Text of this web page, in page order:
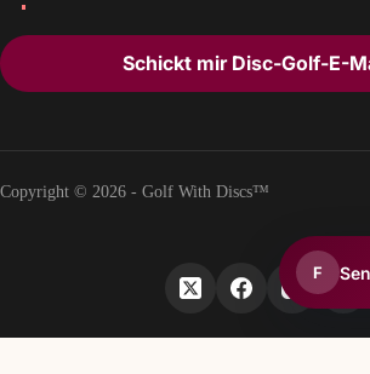
Schickt mir Disc-Golf-E-
Copyright © 2026 - Golf With Discs™
F